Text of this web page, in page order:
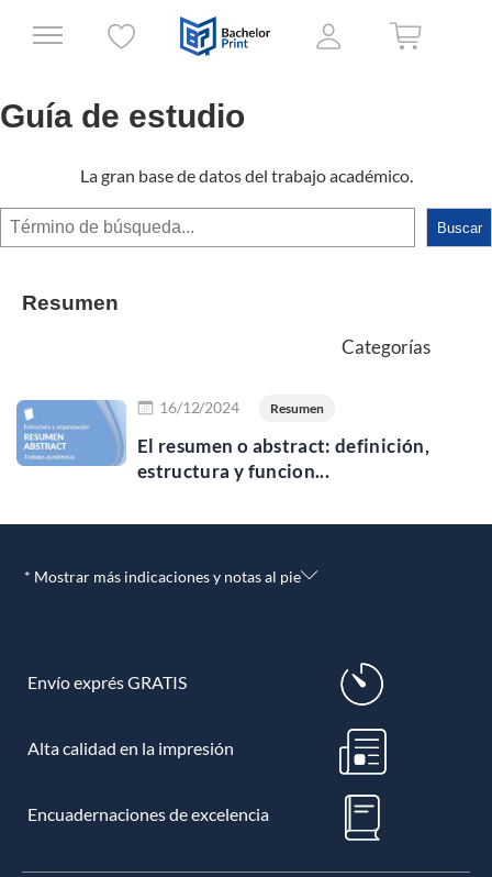
Guía de estudio
La gran base de datos del trabajo académico.
Buscar Buscar
Resumen
Categorías
16/12/2024 Resumen
El resumen o abstract: definición,
estructura y funcion...
* Mostrar más indicaciones y notas al pie
Envío exprés GRATIS
Alta calidad en la impresión
Encuadernaciones de excelencia